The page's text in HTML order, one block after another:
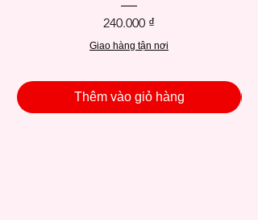
Giá
240.000 ₫
Giao hàng tận nơi
Thêm vào giỏ hàng